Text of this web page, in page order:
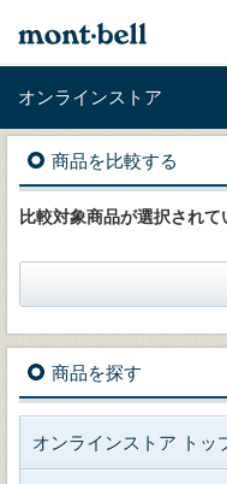
オンラインストア
商品を比較する
比較対象商品が選択されて
商品を探す
オンラインストア トッ